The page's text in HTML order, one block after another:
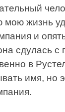
мою жизнь
и
сдулась с
в
имя, но